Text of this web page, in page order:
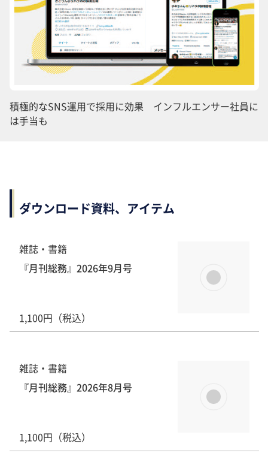
積極的なSNS運用で採用に効果 インフルエンサー社員に
は手当も
ダウンロード資料、アイテム
雑誌・書籍
『月刊総務』2026年9月号
1,100円（税込）
雑誌・書籍
『月刊総務』2026年8月号
1,100円（税込）